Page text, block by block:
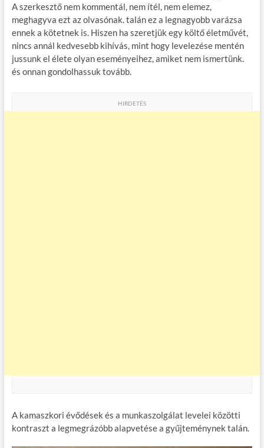
A szerkesztő nem kommentál, nem ítél, nem elemez,
meghagyva ezt az olvasónak. talán ez a legnagyobb varázsa
ennek a kötetnek is. Hiszen ha szeretjük egy költő életművét,
nincs annál kedvesebb kihívás, mint hogy levelezése mentén
jussunk el élete olyan eseményeihez, amiket nem ismertünk.
és onnan gondolhassuk tovább.
HIRDETÉS
A kamaszkori évődések és a munkaszolgálat levelei közötti
kontraszt a legmegrázóbb alapvetése a gyűjteménynek talán.